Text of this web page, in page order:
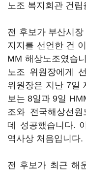
노조 복지회관 건
전 후보가 부산시
지지를 선언한 건
MM 해상노조였습
노조 위원장에게
위원장은 지난 7일
보는 8일과 9일
조와 전국해상선
데 성공했습니다.
역사상 처음입니다.
전 후보가 최근 해